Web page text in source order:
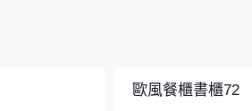
歐風餐櫃書櫃72